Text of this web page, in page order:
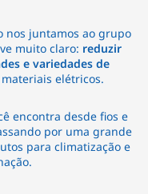
nos juntamos ao grupo
muito claro: reduzir
e variedades de
elétricos.
encontra desde fios e
por uma grande
para climatização e